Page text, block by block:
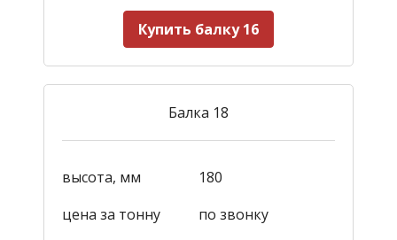
Купить балку 16
Балка 18
высота, мм
180
цена за тонну
по звонку